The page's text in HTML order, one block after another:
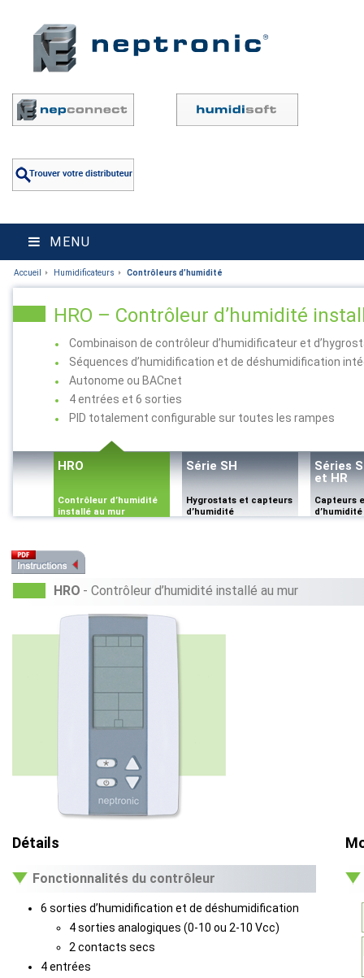
MENU
Accueil Humidificateurs Contrôleurs d’humidité
HRO – Contrôleur d’humidité
Combinaison de contrôleur d’humidificateur et
Séquences d’humidification et de déshumidification
Autonome ou BACnet
4 entrées et 6 sorties
PID totalement configurable sur toutes les rampes
HRO
Contrôleur d’humidité
installé au mur
Série SH
Hygrostats et capteurs
d’humidité
Séries
et HR
Capteurs
d’humidité
HRO - Contrôleur d’humidité installé au mur
Détails
Fonctionnalités du contrôleur
6 sorties d’humidification et de déshumidification
4 sorties analogiques (0-10 ou 2-10 Vcc)
2 contacts secs
4 entrées